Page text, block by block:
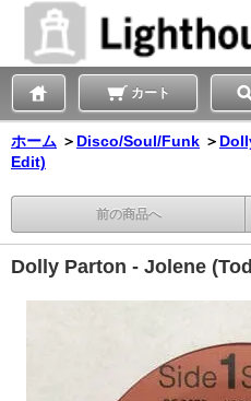
カート
ホーム ＞ Disco/Soul/Funk ＞
Edit)
前の商品へ
Dolly Parton - Jolene